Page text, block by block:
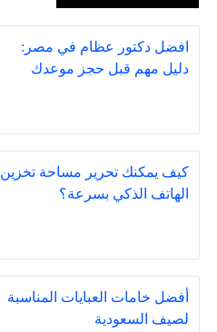
افضل دكتور عظام في مصر:
دليل مهم قبل حجز موعدك
كيف يمكنك تحرير مساحة تخزين
الهاتف الذكي بسرعة؟
أفضل خامات العبايات المناسبة
لصيف السعودية